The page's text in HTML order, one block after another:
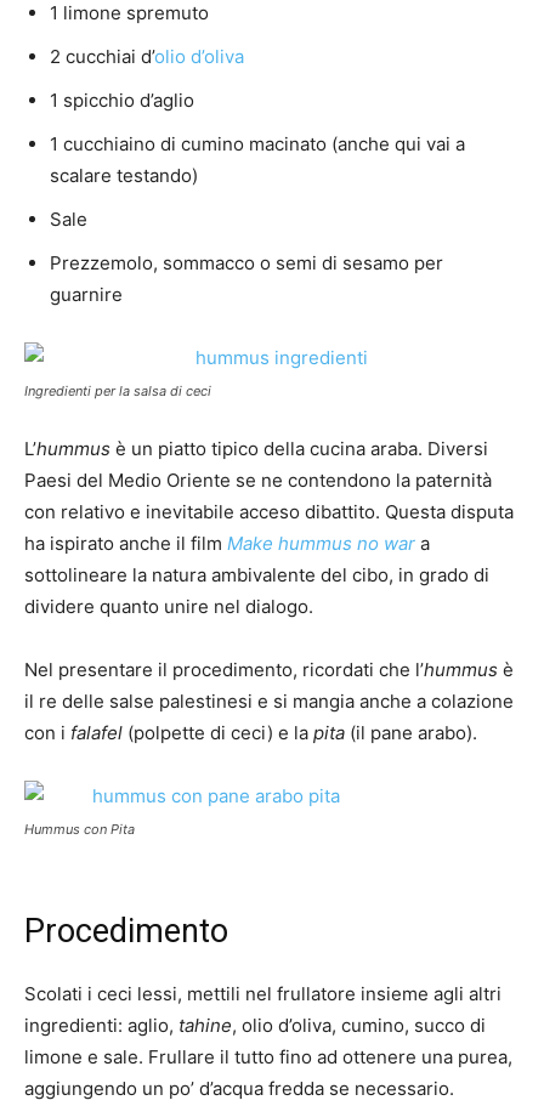
1 limone spremuto
2 cucchiai d’olio d’oliva
1 spicchio d’aglio
1 cucchiaino di cumino macinato (anche qui vai a
scalare testando)
Sale
Prezzemolo, sommacco o semi di sesamo per
guarnire
Ingredienti per la salsa di ceci
L’hummus è un piatto tipico della cucina araba. Diversi
Paesi del Medio Oriente se ne contendono la paternità
con relativo e inevitabile acceso dibattito. Questa disputa
ha ispirato anche il film Make hummus no war a
sottolineare la natura ambivalente del cibo, in grado di
dividere quanto unire nel dialogo.
Nel presentare il procedimento, ricordati che l’hummus è
il re delle salse palestinesi e si mangia anche a colazione
con i falafel (polpette di ceci) e la pita (il pane arabo).
Hummus con Pita
Procedimento
Scolati i ceci lessi, mettili nel frullatore insieme agli altri
ingredienti: aglio, tahine, olio d’oliva, cumino, succo di
limone e sale. Frullare il tutto fino ad ottenere una purea,
aggiungendo un po’ d’acqua fredda se necessario.